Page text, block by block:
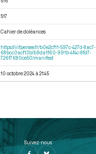
517
Cahier de doléances
https://iiif.persee.fr/b0e2cf11-597c-427d-8ac7-
68bcc0acf13b/b9da1f60-991b-4f4c-8fd7-
726f7680ce50/manifest
10 octobre 2024 à 21:45
Suivez-nous